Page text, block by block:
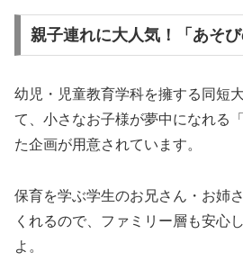
親子連れに大人気！「あそび
幼児・児童教育学科を擁する同短
て、小さなお子様が夢中になれる
た企画が用意されています。
保育を学ぶ学生のお兄さん・お姉
くれるので、ファミリー層も安心
よ。